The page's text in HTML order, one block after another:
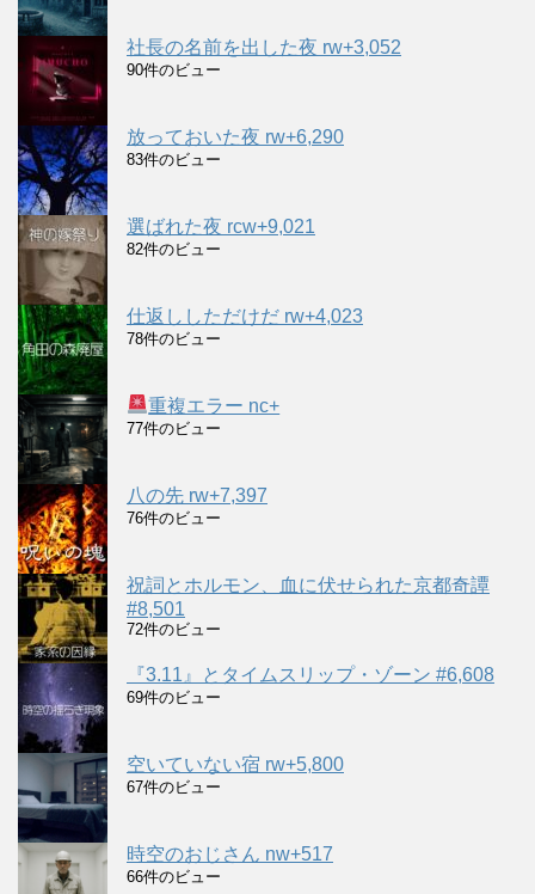
社長の名前を出した夜 rw+3,052
90件のビュー
放っておいた夜 rw+6,290
83件のビュー
選ばれた夜 rcw+9,021
82件のビュー
仕返ししただけだ rw+4,023
78件のビュー
重複エラー nc+
77件のビュー
八の先 rw+7,397
76件のビュー
祝詞とホルモン、血に伏せられた京都奇譚
#8,501
72件のビュー
『3.11』とタイムスリップ・ゾーン #6,608
69件のビュー
空いていない宿 rw+5,800
67件のビュー
時空のおじさん nw+517
66件のビュー